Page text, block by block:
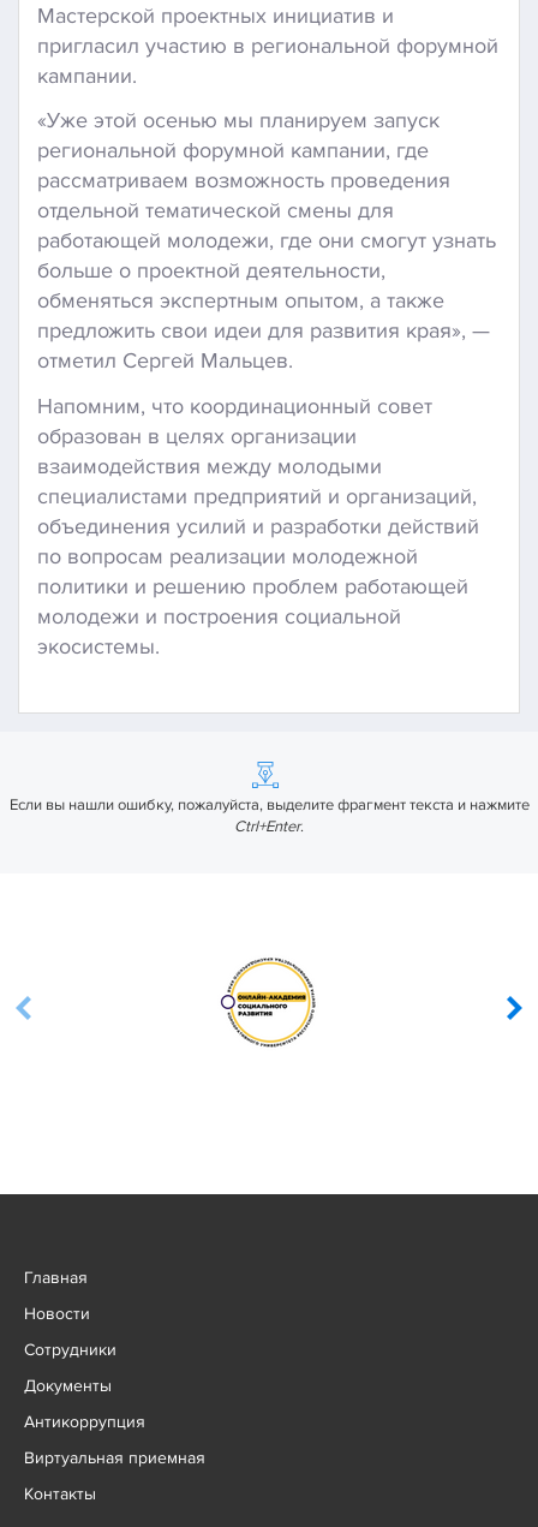
Мастерской проектных инициатив и
пригласил участию в региональной форумной
кампании.
«Уже этой осенью мы планируем запуск
региональной форумной кампании, где
рассматриваем возможность проведения
отдельной тематической смены для
работающей молодежи, где они смогут узнать
больше о проектной деятельности,
обменяться экспертным опытом, а также
предложить свои идеи для развития края», —
отметил Сергей Мальцев.
Напомним, что координационный совет
образован в целях организации
взаимодействия между молодыми
специалистами предприятий и организаций,
объединения усилий и разработки действий
по вопросам реализации молодежной
политики и решению проблем работающей
молодежи и построения социальной
экосистемы.
Если вы нашли ошибку, пожалуйста, выделите фрагмент текста и нажмите
Ctrl+Enter.
Главная
Новости
Сотрудники
Документы
Антикоррупция
Виртуальная приемная
Контакты